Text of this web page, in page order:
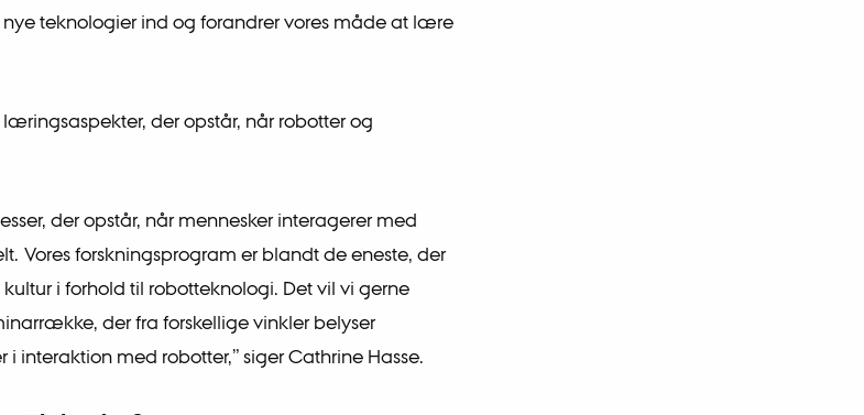
teknologier ind og forandrer vores måde at lære
der opstår, når robotter og
der opstår, når mennesker interagerer med
Vores forskningsprogram er blandt de eneste, der
i forhold til robotteknologi. Det vil vi gerne
der fra forskellige vinkler belyser
interaktion med robotter,” siger Cathrine Hasse.